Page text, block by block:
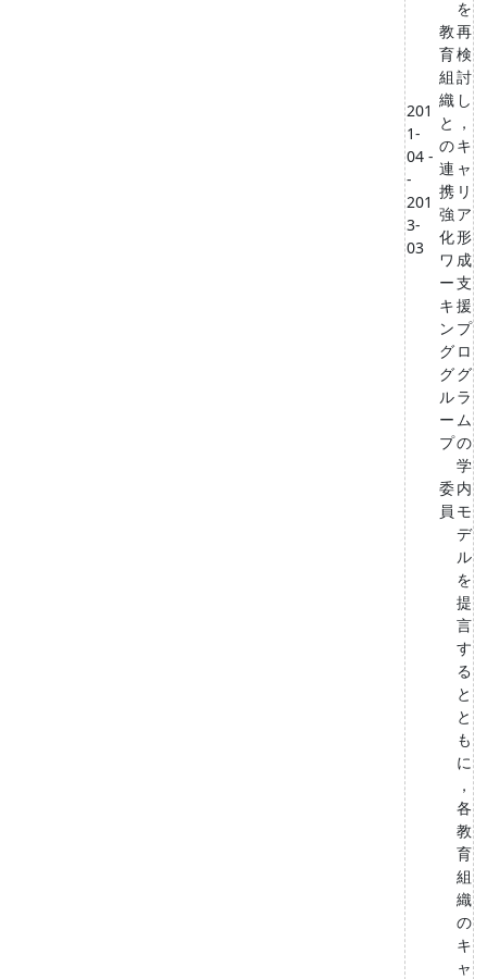
201
1-
04 -
-
201
3-
03
教
育
組
織
と
の
連
携
強
化
ワ
ー
キ
ン
グ
グ
ル
ー
プ
委
員
を
再
検
討
し
，
キ
ャ
リ
ア
形
成
支
援
プ
ロ
グ
ラ
ム
の
学
内
モ
デ
ル
を
提
言
す
る
と
と
も
に
，
各
教
育
組
織
の
キ
ャ